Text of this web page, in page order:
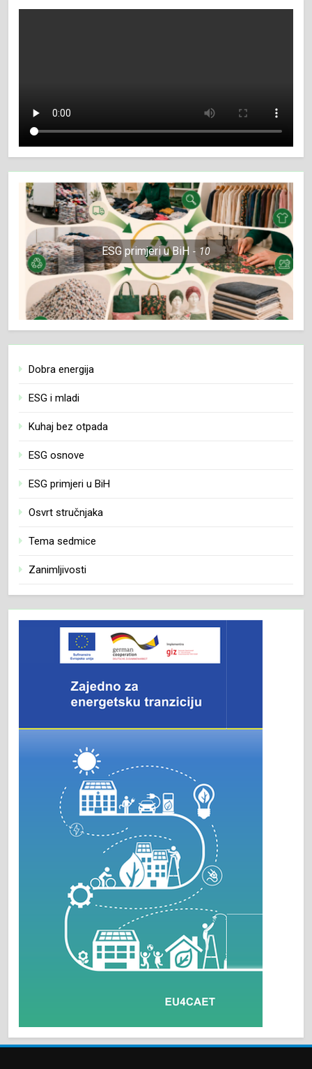
ESG primjeri u BiH 10
Dobra energija
ESG i mladi
Kuhaj bez otpada
ESG osnove
ESG primjeri u BiH
Osvrt stručnjaka
Tema sedmice
Zanimljivosti